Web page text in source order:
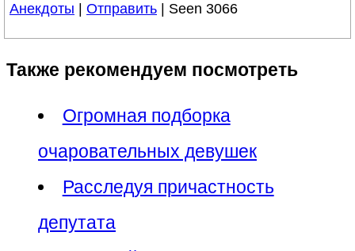
Анекдоты Отправить | Seen 3066
Также рекомендуем посмотреть
Огромная подборка
очаровательных девушек
Расследуя причастность
депутата